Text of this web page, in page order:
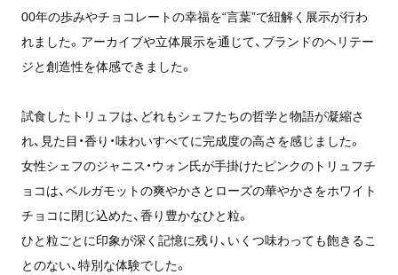
00年の歩みやチョコレートの幸福を“言葉”で紐解く展示が行わ
れました。アーカイブや立体展示を通じて、ブランドのヘリテー
ジと創造性を体感できました。
試食したトリュフは、どれもシェフたちの哲学と物語が凝縮さ
れ、見た目・香り・味わいすべてに完成度の高さを感じました。
女性シェフのジャニス・ウォン氏が手掛けたピンクのトリュフチ
ョコは、ベルガモットの爽やかさとローズの華やかさをホワイト
チョコに閉じ込めた、香り豊かなひと粒。
ひと粒ごとに印象が深く記憶に残り、いくつ味わっても飽きるこ
とのない、特別な体験でした。